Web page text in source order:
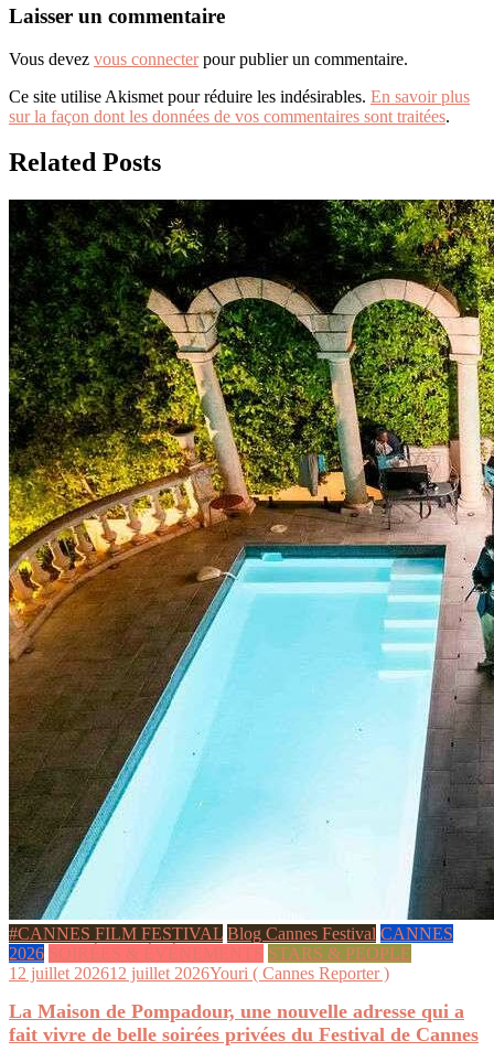
Laisser un commentaire
Vous devez vous connecterpour publier un commentaire.
Ce site utilise Akismet pour réduire les indésirables. En savoir plus
sur la façon dont les données de vos commentaires sont traitées.
Related Posts
#CANNES FILM FESTIVAL Blog Cannes Festival CANNES
2026 SOIRÉES & ÉVÉNEMENTS STARS & PEOPLE
12 juillet 202612 juillet 2026Youri ( Cannes Reporter )
La Maison de Pompadour, une nouvelle adresse qui a
fait vivre de belle soirées privées du Festival de Cannes